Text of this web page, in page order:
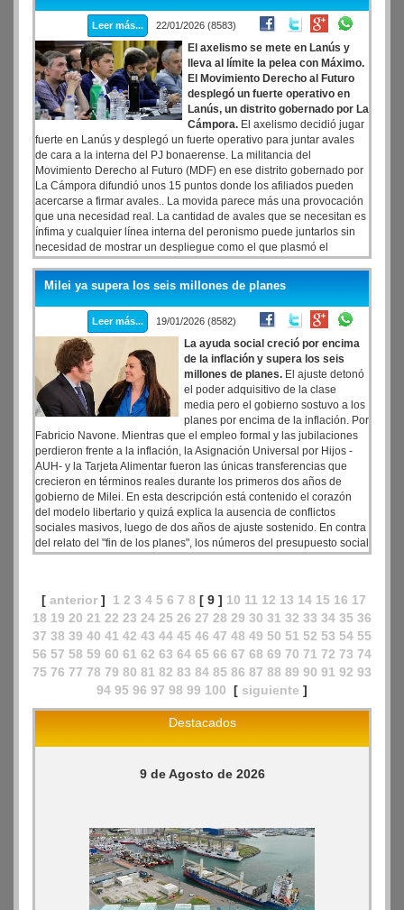
Leer más... 22/01/2026 (8583)
El axelismo se mete en Lanús y
lleva al límite la pelea con Máximo.
El Movimiento Derecho al Futuro
desplegó un fuerte operativo en
Lanús, un distrito gobernado por La
Cámpora. El axelismo decidió jugar
fuerte en Lanús y desplegó un fuerte operativo para juntar avales
de cara a la interna del PJ bonaerense. La militancia del
Movimiento Derecho al Futuro (MDF) en ese distrito gobernado por
La Cámpora difundió unos 15 puntos donde los afiliados pueden
acercarse a firmar avales.. La movida parece más una provocación
que una necesidad real. La cantidad de avales que se necesitan es
ínfima y cualquier línea interna del peronismo puede juntarlos sin
necesidad de mostrar un despliegue como el que plasmó el
axelismo en ese punto del sur del conurbano que gobierna el
camporista Julián Alvarez.
Milei ya supera los seis millones de planes
Leer más... 19/01/2026 (8582)
La ayuda social creció por encima
de la inflación y supera los seis
millones de planes. El ajuste detonó
el poder adquisitivo de la clase
media pero el gobierno sostuvo a los
planes por encima de la inflación. Por
Fabricio Navone. Mientras que el empleo formal y las jubilaciones
perdieron frente a la inflación, la Asignación Universal por Hijos -
AUH- y la Tarjeta Alimentar fueron las únicas transferencias que
crecieron en términos reales durante los primeros dos años de
gobierno de Milei. En esta descripción está contenido el corazón
del modelo libertario y quizá explica la ausencia de conflictos
sociales masivos, luego de dos años de ajuste sostenido. En contra
del relato del "fin de los planes", los números del presupuesto social
muestran que la ayuda directa a los sectores más pobres fue la
compra real.
[ anterior ] 1 2 3 4 5 6 7 8 [ 9 ] 10 11 12 13 14 15 16 17
18 19 20 21 22 23 24 25 26 27 28 29 30 31 32 33 34 35 36
37 38 39 40 41 42 43 44 45 46 47 48 49 50 51 52 53 54 55
56 57 58 59 60 61 62 63 64 65 66 67 68 69 70 71 72 73 74
75 76 77 78 79 80 81 82 83 84 85 86 87 88 89 90 91 92 93
94 95 96 97 98 99 100 [ siguiente ]
Destacados
9 de Agosto de 2026